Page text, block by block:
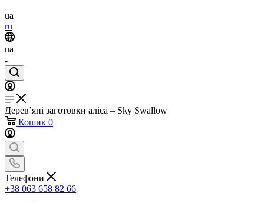
ua
ru
ua
Дерев’яні заготовки аліса – Sky Swallow
Кошик 0
Телефони
+38 063 658 82 66